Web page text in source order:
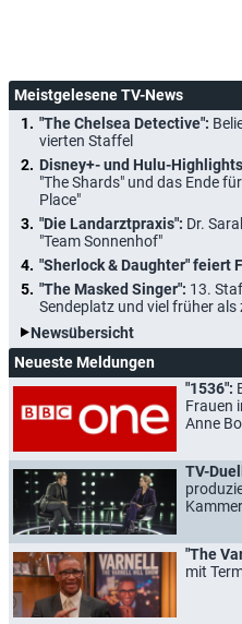
Meistgelesene TV-News
"The Chelsea Detective":
vierten Staffel
Disney+- und Hulu-
"The Shards" und das Ende
Place"
"Die Landarztpraxis": Dr.
"Team Sonnenhof"
"Sherlock & Daughter" feiert
"The Masked Singer": 13.
Sendeplatz und viel früher als
Newsübersicht
Neueste Meldungen
"1536":
Frauen
Anne
TV-
"The
mit